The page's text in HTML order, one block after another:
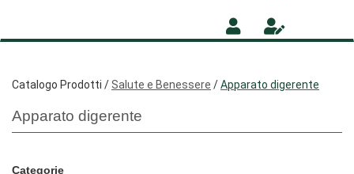
Catalogo Prodotti / Salute e Benessere /Apparato digerente
Apparato digerente
Categorie